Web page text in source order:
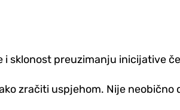
sklonost preuzimanju inicijative
zračiti uspjehom. Nije